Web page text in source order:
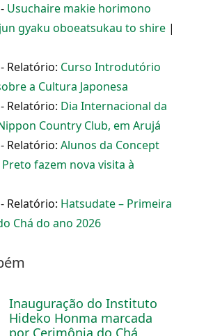
Usuchaire makie horimono
gyaku oboeatsukau to shire |
Relatório: Curso Introdutório
a Cultura Japonesa
Relatório: Dia Internacional da
Country Club, em Arujá
Relatório: Alunos da Concept
fazem nova visita à
Relatório: Hatsudate – Primeira
Chá do ano 2026
Inauguração do Instituto
Hideko Honma marcada